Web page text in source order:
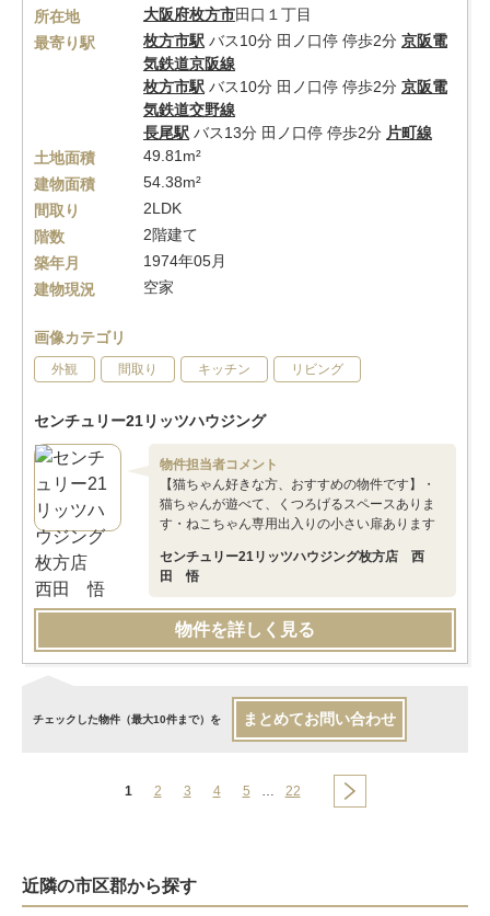
所在地 大阪府枚方市田口１丁目
最寄り駅
枚方市駅 バス10分 田ノ口停 停歩2分 京阪電
気鉄道京阪線
枚方市駅 バス10分 田ノ口停 停歩2分 京阪電
気鉄道交野線
長尾駅 バス13分 田ノ口停 停歩2分 片町線
土地面積
49.81m²
建物面積
54.38m²
間取り
2LDK
階数
2階建て
築年月
1974年05月
建物現況
空家
画像カテゴリ
外観 間取り キッチン リビング
センチュリー21リッツハウジング
物件担当者コメント
【猫ちゃん好きな方、おすすめの物件です】・
猫ちゃんが遊べて、くつろげるスペースありま
す・ねこちゃん専用出入りの小さい扉あります
センチュリー21リッツハウジング枚方店 西
田 悟
物件を詳しく見る
チェックした物件（最大10件まで）を まとめてお問い合わせ
1 2 3 4 5 … 22
近隣の市区郡から探す